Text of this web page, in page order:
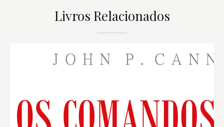
Livros Relacionados